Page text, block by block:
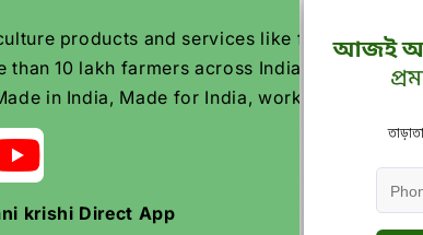
products and services like free crop
than 10 lakh farmers across India trust
in India, Made for India, working every
krishi Direct App